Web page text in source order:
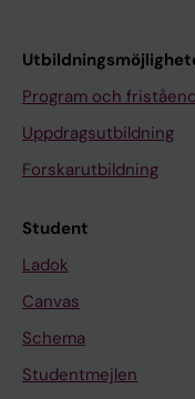
Program och
Uppdragsutbildning
Forskarutbildning
Student
Ladok
Canvas
Schema
Studentmejlen